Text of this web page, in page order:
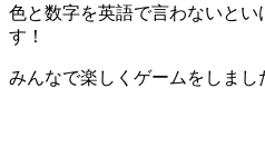
色と数字を英語で言わないとい
す！
みんなで楽しくゲームをしまし